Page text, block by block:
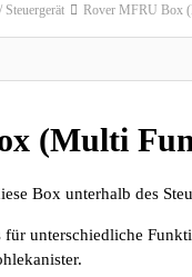
Rover MFRU Box
(Multi
Box unterhalb des
unterschiedliche